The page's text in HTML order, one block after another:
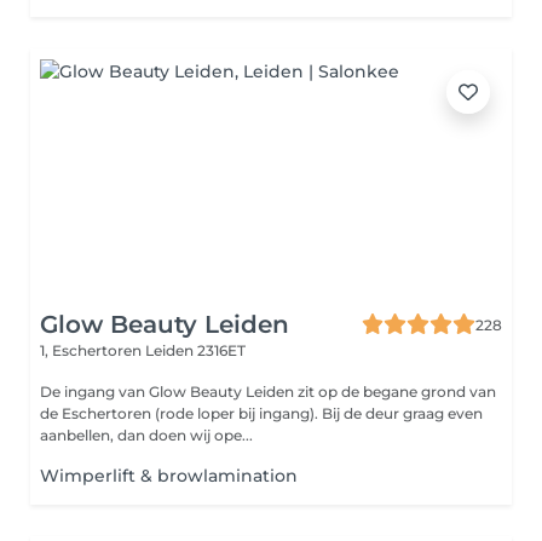
Glow Beauty Leiden
228
1, Eschertoren Leiden 2316ET
De ingang van Glow Beauty Leiden zit op de begane grond van
de Eschertoren (rode loper bij ingang). Bij de deur graag even
aanbellen, dan doen wij ope...
Wimperlift & browlamination